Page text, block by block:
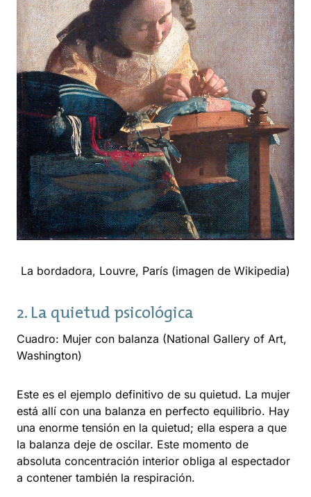
La bordadora, Louvre, París (imagen de Wikipedia)
2. La quietud psicológica
Cuadro: Mujer con balanza (National Gallery of Art,
Washington)
Este es el ejemplo definitivo de su quietud. La mujer
está allí con una balanza en perfecto equilibrio. Hay
una enorme tensión en la quietud; ella espera a que
la balanza deje de oscilar. Este momento de
absoluta concentración interior obliga al espectador
a contener también la respiración.